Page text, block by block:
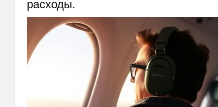
расходы.